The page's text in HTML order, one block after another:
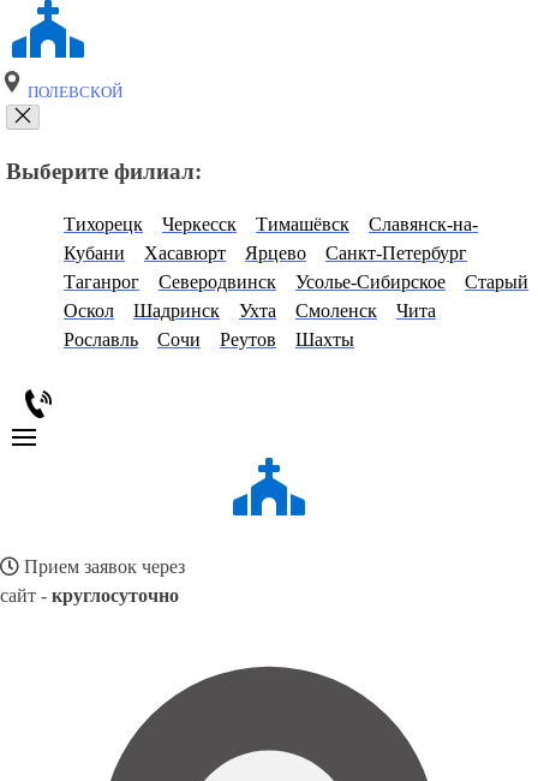
ПОЛЕВСКОЙ
Выберите филиал:
Тихорецк Черкесск Тимашёвск
Славянск-на-
Кубани
Хасавюрт Ярцево
Санкт-Петербург
Таганрог
Северодвинск Усолье-Сибирское
Старый
Оскол
Шадринск Ухта Смоленск
Чита
Рославль
Сочи Реутов Шахты
Прием заявок через
сайт - круглосуточно